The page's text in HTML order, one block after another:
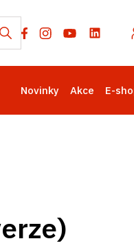
Novinky Akce E-